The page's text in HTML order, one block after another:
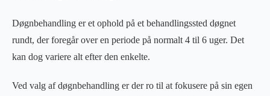
Døgnbehandling er et ophold på et behandlingssted døgnet
rundt, der foregår over en periode på normalt 4 til 6 uger. Det
kan dog variere alt efter den enkelte.
Ved valg af døgnbehandling er der ro til at fokusere på sin egen